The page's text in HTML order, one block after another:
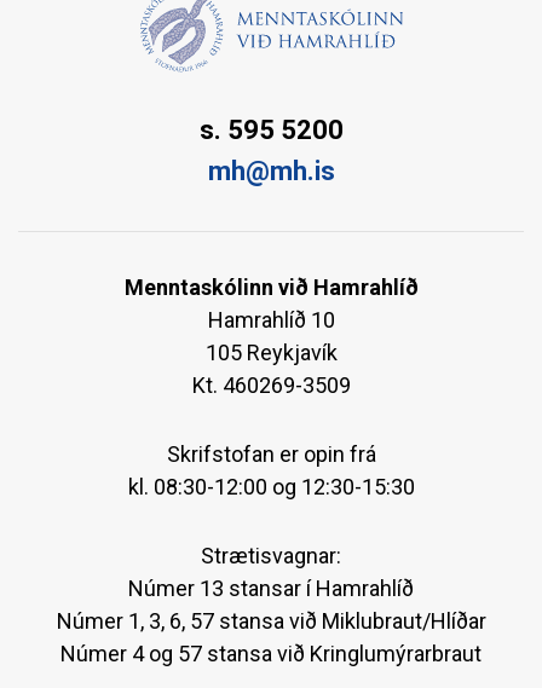
s. 595 5200
mh@mh.is
Menntaskólinn við Hamrahlíð
Hamrahlíð 10
105 Reykjavík
Kt. 460269-3509
Skrifstofan er opin frá
kl. 08:30-12:00 og 12:30-15:30
Strætisvagnar:
Númer 13 stansar í Hamrahlíð
Númer 1, 3, 6, 57 stansa við Miklubraut/Hlíðar
Númer 4 og 57 stansa við Kringlumýrarbraut